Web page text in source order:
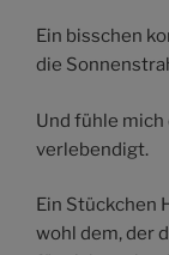
Ein bisschen
die
Und fühle mich
verlebendigt.
Ein Stückchen
wohl dem, der